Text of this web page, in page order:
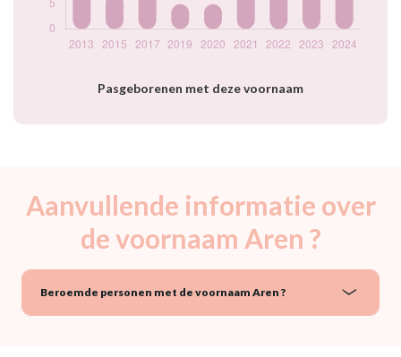
Pasgeborenen met deze voornaam
Aanvullende informatie over
de voornaam Aren ?
Beroemde personen met de voornaam Aren ?